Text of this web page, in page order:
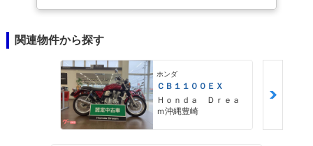
関連物件から探す
ホンダ
ＣＢ１１００ＥＸ
Ｈｏｎｄａ Ｄｒｅａ
ｍ沖縄豊崎